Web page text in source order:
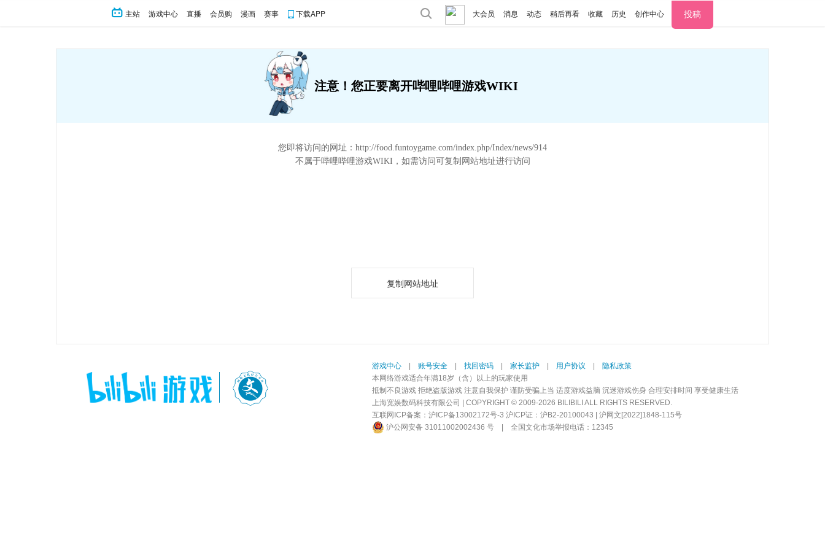
主站 游戏中心 直播 会员购 漫画 赛事 下载APP 大会员 消息 动态 稍后再看 收藏 历史 创作中心 投稿
注意！您正要离开哔哩哔哩游戏WIKI
您即将访问的网址： http://food.funtoygame.com/index.php/Index/news/914
不属于哔哩哔哩游戏WIKI，如需访问可复制网站地址进行访问
复制网站地址
游戏中心 账号安全 找回密码 家长监护 用户协议
隐私政策
本网络游戏适合年满18岁（含）以上的玩家使用
抵制不良游戏 拒绝盗版游戏 注意自我保护 谨防受骗上当 适度游戏益脑 沉迷游戏伤身 合理安排时间 享受健康生活
上海宽娱数码科技有限公司 | COPYRIGHT © 2009-2026 BILIBILI ALL RIGHTS RESERVED.
互联网ICP备案： 沪ICP备13002172号-3 沪ICP证：沪B2-20100043 | 沪网文[2022]1848-115号
沪公网安备 31011002002436 号
全国文化市场举报电话：12345